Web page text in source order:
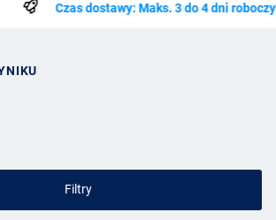
dostawy: Maks. 3 do 4 dni roboczych
Filtry